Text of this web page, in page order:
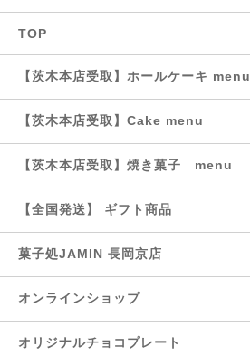
TOP
【茨木本店受取】ホールケーキ menu
【茨木本店受取】Cake menu
【茨木本店受取】焼き菓子 menu
【全国発送】 ギフト商品
菓子処JAMIN 長岡京店
オンラインショップ
オリジナルチョコプレート